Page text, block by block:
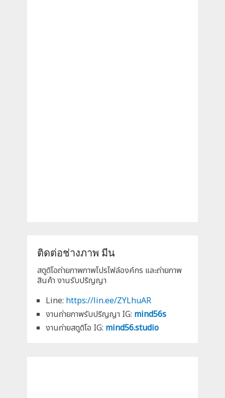
ติดต่อช่างภาพ มีน
สตูดิโอถ่ายภาพภาพโปรไฟล์องค์กร และถ่ายภาพ
สินค้า งานรับปริญญา
Line: https://lin.ee/ZYLhuAR
งานถ่ายภาพรับปริญญา IG: mind56s
งานถ่ายสตูดิโอ IG: mind56.studio